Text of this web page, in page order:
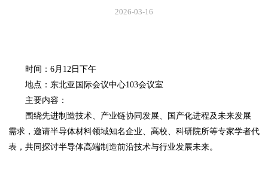
2026-03-16
时间：6月12日下午
地点：东北亚国际会议中心103会议室
主要内容：
围绕先进制造技术、产业链协同发展、国产化进程及未来发展
需求，邀请半导体材料领域知名企业、高校、科研院所等专家学者代
表，共同探讨半导体高端制造前沿技术与行业发展未来。